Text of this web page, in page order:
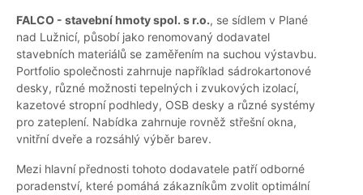
FALCO - stavební hmoty spol. s r.o., se sídlem v Plané
nad Lužnicí, působí jako renomovaný dodavatel
stavebních materiálů se zaměřením na suchou výstavbu.
Portfolio společnosti zahrnuje například sádrokartonové
desky, různé možnosti tepelných i zvukových izolací,
kazetové stropní podhledy, OSB desky a různé systémy
pro zateplení. Nabídka zahrnuje rovněž střešní okna,
vnitřní dveře a rozsáhlý výběr barev.
Mezi hlavní přednosti tohoto dodavatele patří odborné
poradenství, které pomáhá zákazníkům zvolit optimální